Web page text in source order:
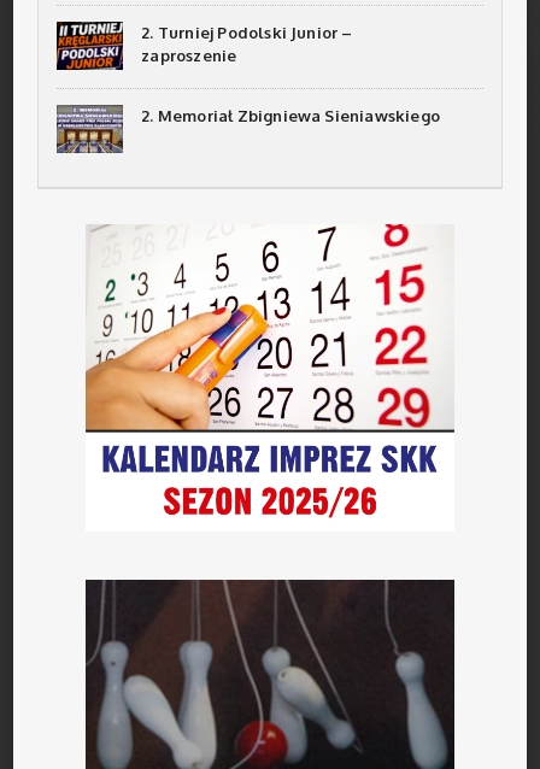
2. Turniej Podolski Junior –
zaproszenie
2. Memoriał Zbigniewa Sieniawskiego